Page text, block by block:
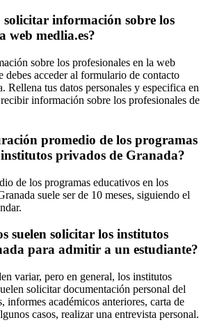
información sobre los
web medlia.es?
sobre los profesionales en la web
debes acceder al formulario de contacto
Rellena tus datos personales y especifica en
recibir información sobre los profesionales de
promedio de los programas
privados de Granada?
de los programas educativos en los
suele ser de 10 meses, siguiendo el
suelen solicitar los institutos
para admitir a un estudiante?
variar, pero en general, los institutos
solicitar documentación personal del
informes académicos anteriores, carta de
casos, realizar una entrevista personal.